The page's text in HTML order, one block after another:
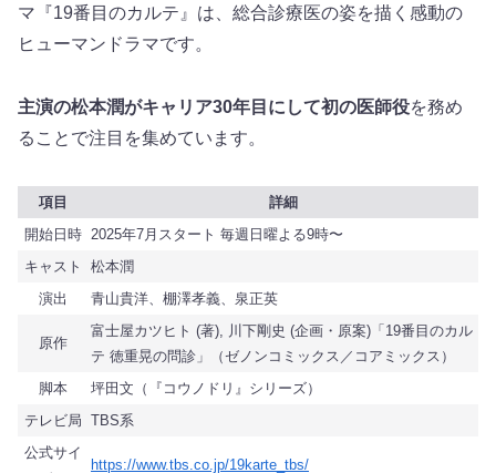
マ『19番目のカルテ』は、総合診療医の姿を描く感動の
ヒューマンドラマです。
主演の松本潤がキャリア30年目にして初の医師役を務め
ることで注目を集めています。
項目
詳細
開始日時
2025年7月スタート 毎週日曜よる9時〜
キャスト
松本潤
演出
青山貴洋、棚澤孝義、泉正英
原作
富士屋カツヒト (著), 川下剛史 (企画・原案) 「19番目のカル
テ 徳重晃の問診」（ゼノンコミックス／コアミックス）
脚本
坪田文（『コウノドリ』シリーズ）
テレビ局 TBS系
公式サイ
https://www.tbs.co.jp/19karte_tbs/